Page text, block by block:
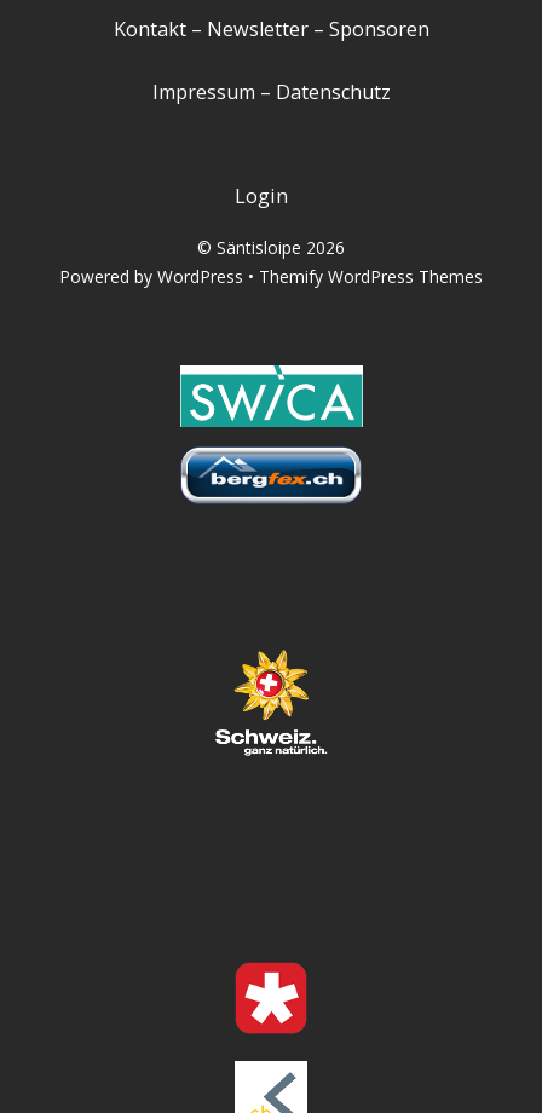
Kontakt– Newsletter– Sponsoren
Impressum – Datenschutz
Login
© Säntisloipe 2026
Powered by WordPress • Themify WordPress Themes